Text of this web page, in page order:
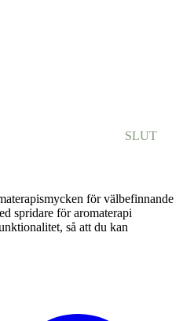
SLUT
för välbefinnande
spridare för aromaterapi
så att du kan